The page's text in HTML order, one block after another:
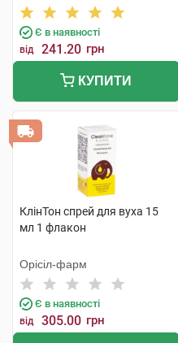
Є в наявності
від 241.20 грн
КУПИТИ
КлінТон спрей для вуха 15
мл 1 флакон
Орісіл-фарм
Є в наявності
від 305.00 грн